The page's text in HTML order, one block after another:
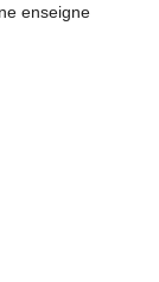
enseigne